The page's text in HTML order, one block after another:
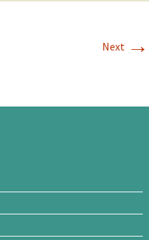
Next →